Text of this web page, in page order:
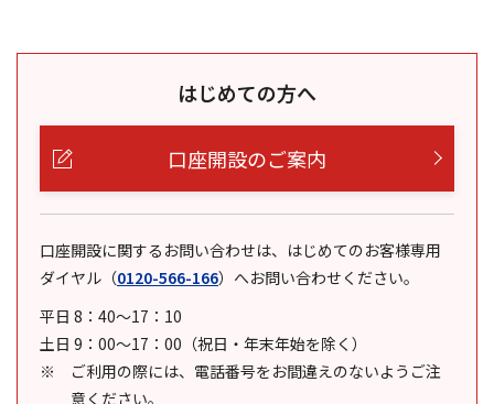
はじめての方へ
口座開設のご案内
口座開設に関するお問い合わせは、はじめてのお客様専用
ダイヤル （0120-566-166） へお問い合わせください。
平日 8：40～17：10
土日 9：00～17：00（祝日・年末年始を除く）
ご利用の際には、電話番号をお間違えのないようご注
意ください。